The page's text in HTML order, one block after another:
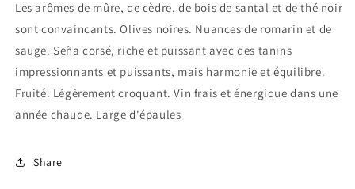
Ltr
Ltr
Les arômes de mûre, de cèdre, de bois de santal et de thé noir
sont convaincants. Olives noires. Nuances de romarin et de
sauge. Seña corsé, riche et puissant avec des tanins
impressionnants et puissants, mais harmonie et équilibre.
Fruité. Légèrement croquant. Vin frais et énergique dans une
année chaude. Large d'épaules
Share